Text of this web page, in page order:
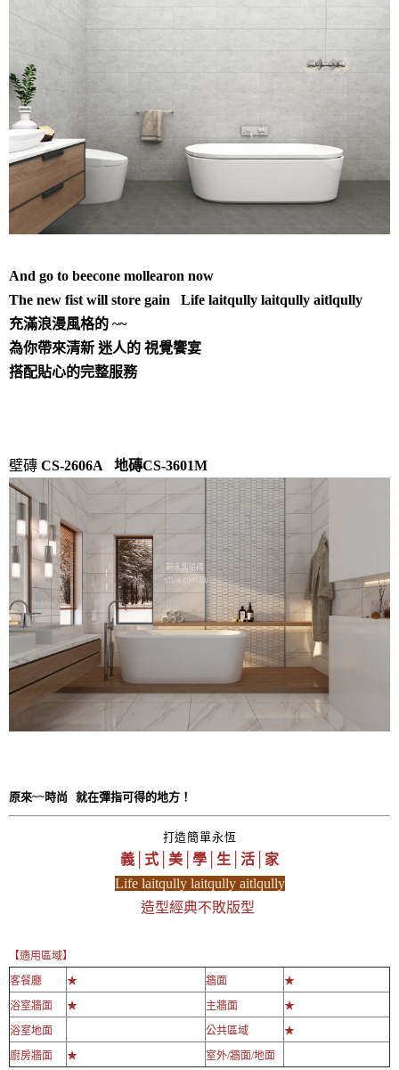
And go to beecone mollearon now
The new fist will store gain Life laitqully laitqully aitlqully
充滿浪漫風格的 ~~
為你帶來清新 迷人的 視覺饗宴
搭配貼心的完整服務
壁磚 CS-2606A 地磚CS-3601M
原來~~時尚 就在彈指可得的地方！
打造簡單永恆
義│式│美│學│生│活│家
Life laitqully laitqully aitlqully
造型經典不敗版型
【適用區域】
客餐廳
★ 牆面
★
浴室牆面
★ 主牆面
★
浴室地面
公共區域
★
廚房牆面
★ 室外/牆面/地面